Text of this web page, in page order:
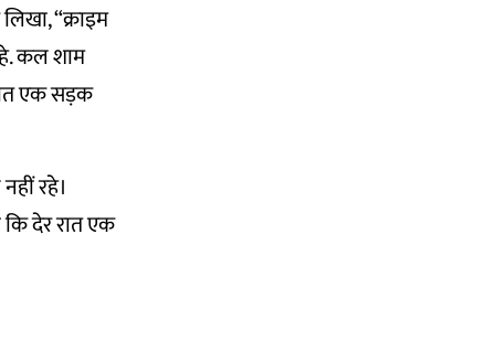
“क्राइम
कल शाम
एक सड़क
रहे।
देर रात एक